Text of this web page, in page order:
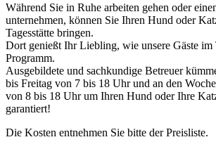
Während Sie in Ruhe arbeiten gehen oder
unternehmen, können Sie Ihren Hund oder
Tagesstätte bringen.
Dort genießt Ihr Liebling, wie unsere Gäste im
Programm.
Ausgebildete und sachkundige Betreuer
bis Freitag von 7 bis 18 Uhr und an den
von 8 bis 18 Uhr um Ihren Hund oder Ihre
garantiert!
Die Kosten entnehmen Sie bitte der Preisliste.